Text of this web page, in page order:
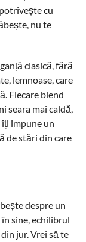
cu
nu te
clasică, fără
lemnoase, care
Fiecare blend
seara mai caldă,
impune un
de stări din care
despre un
sine, echilibrul
jur. Vrei să te